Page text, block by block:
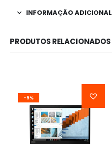
INFORMAÇÃO ADICIONAL
PRODUTOS RELACIONADOS
-9%